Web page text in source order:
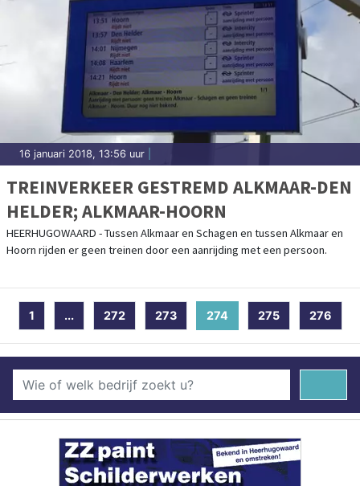
16 januari 2018, 13:56 uur
TREINVERKEER GESTREMD ALKMAAR-DEN
HELDER; ALKMAAR-HOORN
HEERHUGOWAARD - Tussen Alkmaar en Schagen en tussen Alkmaar en
Hoorn rijden er geen treinen door een aanrijding met een persoon.
1 ... 272 273 274 (current)
275 276